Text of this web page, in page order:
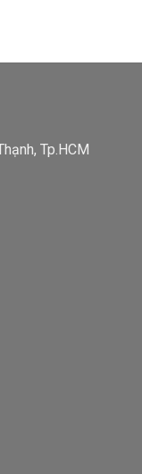
Tp.HCM